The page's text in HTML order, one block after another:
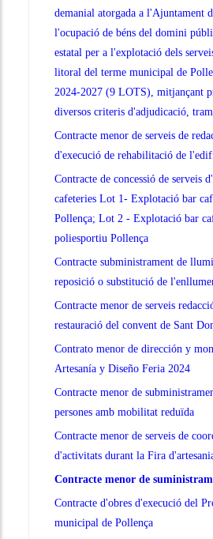
demanial atorgada a l'Ajuntament
l'ocupació de béns del domini
estatal per a l'explotació dels
litoral del terme municipal de
2024-2027 (9 LOTS), mitjançant
diversos criteris d'adjudicació,
Contracte menor de serveis de
d'execució de rehabilitació de
Contracte de concessió de serveis
cafeteries Lot 1- Explotació bar
Pollença; Lot 2 - Explotació bar
poliesportiu Pollença
Contracte subministrament de
reposició o substitució de
Contracte menor de serveis
restauració del convent de Sant
Contrato menor de dirección y
Artesanía y Diseño Feria 2024
Contracte menor de
persones amb mobilitat reduïda
Contracte menor de serveis de
d'activitats durant la Fira
Contracte menor de
Contracte d'obres d'execució del
municipal de Pollença